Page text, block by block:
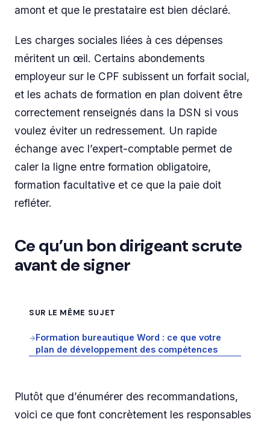
amont et que le prestataire est bien déclaré.
Les charges sociales liées à ces dépenses
méritent un œil. Certains abondements
employeur sur le CPF subissent un forfait social,
et les achats de formation en plan doivent être
correctement renseignés dans la DSN si vous
voulez éviter un redressement. Un rapide
échange avec l’expert-comptable permet de
caler la ligne entre formation obligatoire,
formation facultative et ce que la paie doit
refléter.
Ce qu’un bon dirigeant scrute
avant de signer
SUR LE MÊME SUJET
→Formation bureautique Word : ce que votre
plan de développement des compétences
Plutôt que d’énumérer des recommandations,
voici ce que font concrètement les responsables